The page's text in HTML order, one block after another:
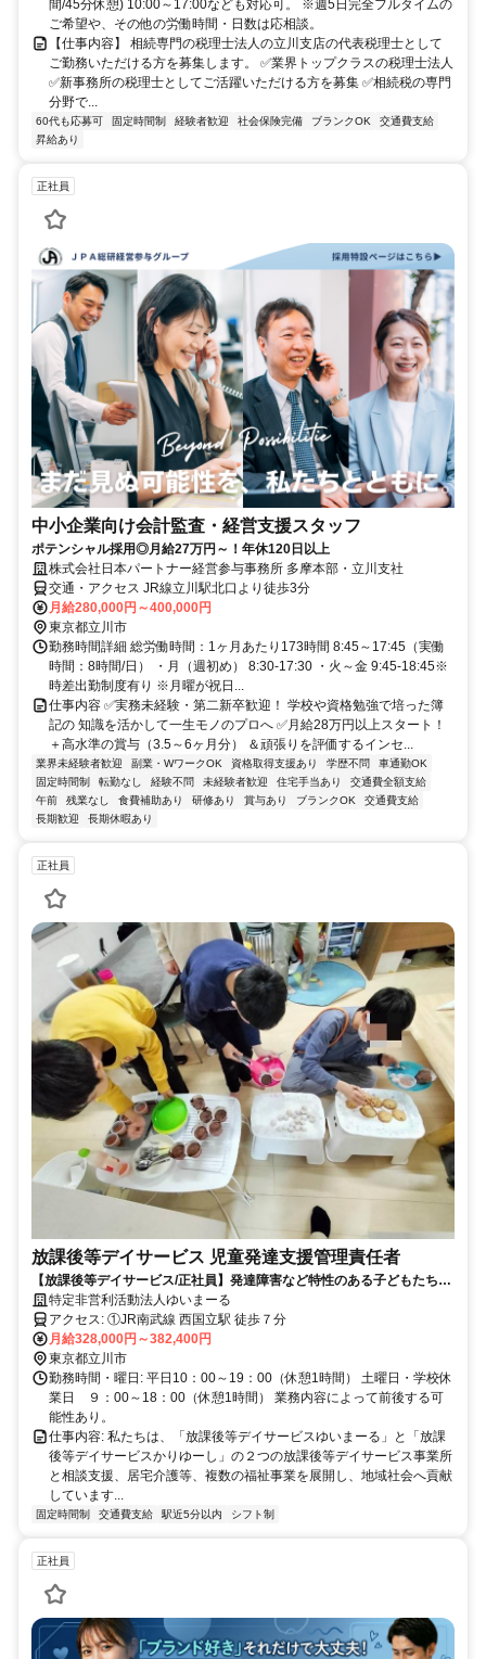
間/45分休憩) 10:00～17:00なども対応可。 ※週5日完全フルタイムの
ご希望や、その他の労働時間・日数は応相談。
【仕事内容】 相続専門の税理士法人の立川支店の代表税理士として
ご勤務いただける方を募集します。 ✅業界トップクラスの税理士法人
✅新事務所の税理士としてご活躍いただける方を募集 ✅相続税の専門
分野で...
60代も応募可 固定時間制 経験者歓迎 社会保険完備 ブランクOK
交通費支給
昇給あり
正社員
中小企業向け会計監査・経営支援スタッフ
ポテンシャル採用◎月給27万円～！年休120日以上
株式会社日本パートナー経営参与事務所 多摩本部・立川支社
交通・アクセス JR線立川駅北口より徒歩3分
月給280,000円～400,000円
東京都立川市
勤務時間詳細 総労働時間：1ヶ月あたり173時間 8:45～17:45（実働
時間：8時間/日） ・月（週初め） 8:30-17:30 ・火～金 9:45-18:45※
時差出勤制度有り ※月曜が祝日...
仕事内容 ✅実務未経験・第二新卒歓迎！ 学校や資格勉強で培った簿
記の 知識を活かして一生モノのプロへ ✅月給28万円以上スタート！
＋高水準の賞与（3.5～6ヶ月分） ＆頑張りを評価するインセ...
業界未経験者歓迎 副業・WワークOK 資格取得支援あり 学歴不問
車通勤OK
固定時間制
転勤なし 経験不問 未経験者歓迎 住宅手当あり
交通費全額支給
午前
残業なし 食費補助あり 研修あり 賞与あり ブランクOK
交通費支給
長期歓迎
長期休暇あり
正社員
放課後等デイサービス 児童発達支援管理責任者
【放課後等デイサービス/正社員】発達障害など特性のある子どもたちの
発達段階や特性に合わせ、社会性や自立性を育むためのトレーニングサ
ポート！☆シフト柔軟に対応します☆髪色,髪型,服装自由
特定非営利活動法人ゆいまーる
アクセス: ①JR南武線 西国立駅 徒歩７分
月給328,000円～382,400円
東京都立川市
勤務時間・曜日: 平日10：00～19：00（休憩1時間） 土曜日・学校休
業日 ９：00～18：00（休憩1時間） 業務内容によって前後する可
能性あり。
仕事内容: 私たちは、「放課後等デイサービスゆいまーる」と「放課
後等デイサービスかりゆーし」の２つの放課後等デイサービス事業所
と相談支援、居宅介護等、複数の福祉事業を展開し、地域社会へ貢献
しています...
固定時間制 交通費支給 駅近5分以内 シフト制
正社員